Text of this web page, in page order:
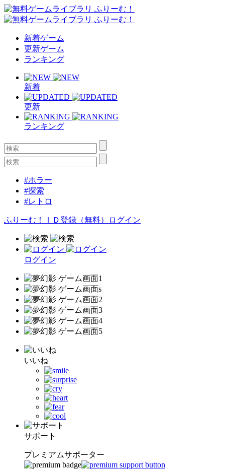
新着ゲーム
更新ゲーム
ランキング
新着
更新
ランキング
#ホラー
#探索
#レトロ
ふりーむ！ＩＤ登録（無料） ログイン
ログイン
いいね
サポート
プレミアムサポーター